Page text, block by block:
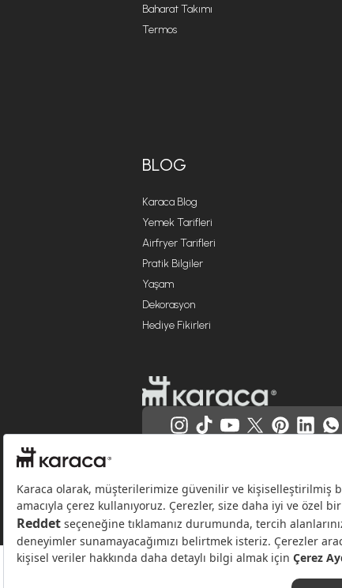
Baharat Takımı
Termos
BLOG
Karaca Blog
Yemek Tarifleri
Airfryer Tarifleri
Pratik Bilgiler
Yaşam
Dekorasyon
Hediye Fikirleri